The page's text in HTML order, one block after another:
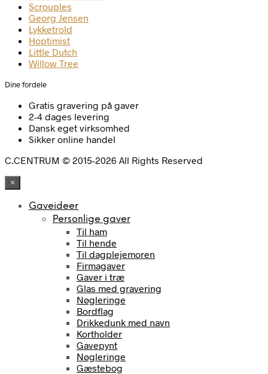
Scrouples
Georg Jensen
Lykketrold
Hoptimist
Little Dutch
Willow Tree
Dine fordele
Gratis gravering på gaver
2-4 dages levering
Dansk eget virksomhed
Sikker online handel
C.CENTRUM © 2015-2026 All Rights Reserved
×
Gaveideer
Personlige gaver
Til ham
Til hende
Til dagplejemoren
Firmagaver
Gaver i træ
Glas med gravering
Nøgleringe
Bordflag
Drikkedunk med navn
Kortholder
Gavepynt
Nøgleringe
Gæstebog